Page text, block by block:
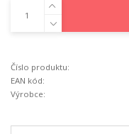
Číslo produktu:
EAN kód:
Výrobce: